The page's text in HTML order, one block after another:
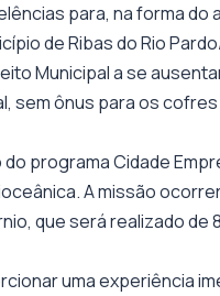
para, na forma do
de Ribas do Rio
Municipal a se
sem ônus para os
programa Cidade
A missão
que será realizado de
uma experiência